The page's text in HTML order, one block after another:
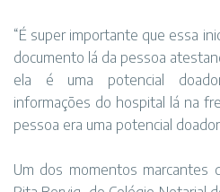
“É super importante que essa
documento lá da pessoa
ela é uma potencial
informações do hospital lá na
pessoa era uma potencial
Um dos momentos marcantes